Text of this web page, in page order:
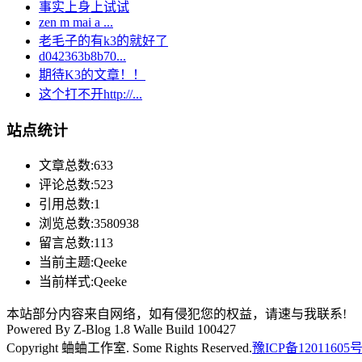
事实上身上试试
zen m mai a ...
老毛子的有k3的就好了
d042363b8b70...
期待K3的文章！！
这个打不开http://...
站点统计
文章总数:633
评论总数:523
引用总数:1
浏览总数:3580938
留言总数:113
当前主题:Qeeke
当前样式:Qeeke
本站部分内容来自网络，如有侵犯您的权益，请速与我联系!
Powered By Z-Blog 1.8 Walle Build 100427
Copyright 蛐蛐工作室. Some Rights Reserved.豫ICP备12011605